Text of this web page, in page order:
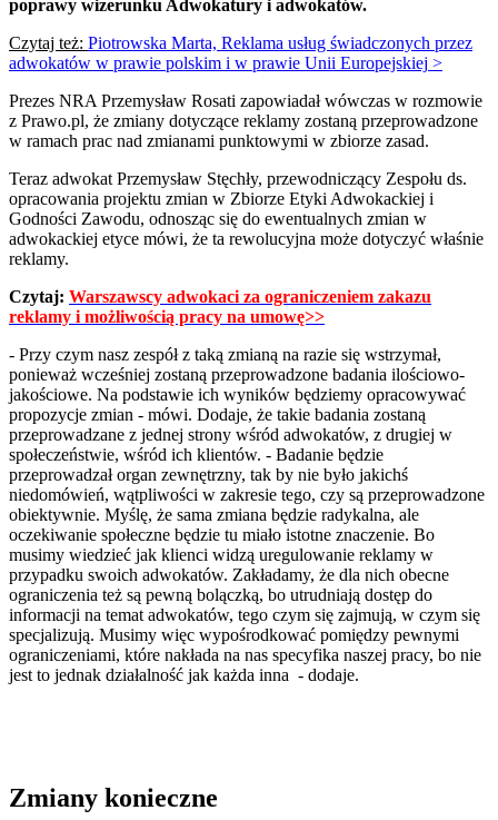
poprawy wizerunku Adwokatury i adwokatów.
Czytaj też: Piotrowska Marta, Reklama usług świadczonych przez
adwokatów w prawie polskim i w prawie Unii Europejskiej >
Prezes NRA Przemysław Rosati zapowiadał wówczas w rozmowie
z Prawo.pl, że zmiany dotyczące reklamy zostaną przeprowadzone
w ramach prac nad zmianami punktowymi w zbiorze zasad.
Teraz adwokat Przemysław Stęchły, przewodniczący Zespołu ds.
opracowania projektu zmian w Zbiorze Etyki Adwokackiej i
Godności Zawodu, odnosząc się do ewentualnych zmian w
adwokackiej etyce mówi, że ta rewolucyjna może dotyczyć właśnie
reklamy.
Czytaj: Warszawscy adwokaci za ograniczeniem zakazu
reklamy i możliwością pracy na umowę>>
- Przy czym nasz zespół z taką zmianą na razie się wstrzymał,
ponieważ wcześniej zostaną przeprowadzone badania ilościowo-
jakościowe. Na podstawie ich wyników będziemy opracowywać
propozycje zmian - mówi. Dodaje, że takie badania zostaną
przeprowadzane z jednej strony wśród adwokatów, z drugiej w
społeczeństwie, wśród ich klientów. - Badanie będzie
przeprowadzał organ zewnętrzny, tak by nie było jakichś
niedomówień, wątpliwości w zakresie tego, czy są przeprowadzone
obiektywnie. Myślę, że sama zmiana będzie radykalna, ale
oczekiwanie społeczne będzie tu miało istotne znaczenie. Bo
musimy wiedzieć jak klienci widzą uregulowanie reklamy w
przypadku swoich adwokatów. Zakładamy, że dla nich obecne
ograniczenia też są pewną bolączką, bo utrudniają dostęp do
informacji na temat adwokatów, tego czym się zajmują, w czym się
specjalizują. Musimy więc wypośrodkować pomiędzy pewnymi
ograniczeniami, które nakłada na nas specyfika naszej pracy, bo nie
jest to jednak działalność jak każda inna - dodaje.
Zmiany konieczne